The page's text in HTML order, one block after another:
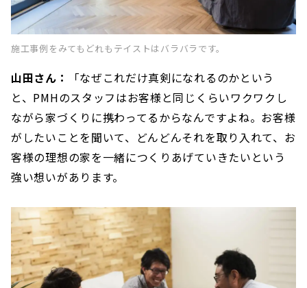
施工事例をみてもどれもテイストはバラバラです。
山田さん：
「なぜこれだけ真剣になれるのかという
と、PMHのスタッフはお客様と同じくらいワクワクし
ながら家づくりに携わってるからなんですよね。お客様
がしたいことを聞いて、どんどんそれを取り入れて、お
客様の理想の家を一緒につくりあげていきたいという
強い想いがあります。